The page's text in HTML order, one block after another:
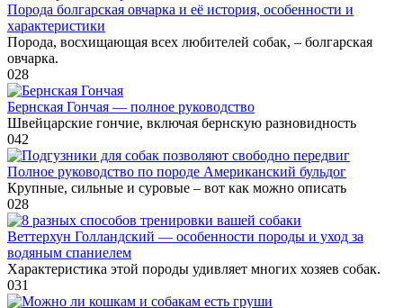
Порода болгарская овчарка и её история, особенности и
характеристики
Порода, восхищающая всех любителей собак, – болгарская
овчарка.
028
Бернская Гончая — полное руководство
Швейцарские гончие, включая бернскую разновидность
042
Полное руководство по породе Американский бульдог
Крупные, сильные и суровые – вот как можно описать
028
Веттерхун Голландский — особенности породы и уход за
водяным спаниелем
Характеристика этой породы удивляет многих хозяев собак.
031